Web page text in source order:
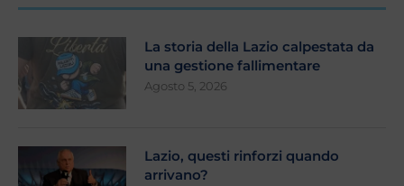
La storia della Lazio calpestata da
una gestione fallimentare
Agosto 5, 2026
Lazio, questi rinforzi quando
arrivano?